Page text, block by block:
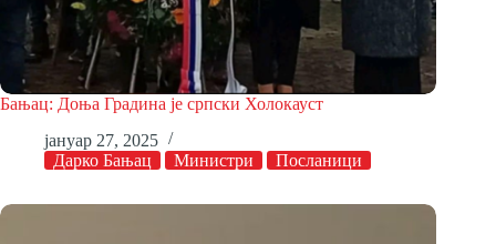
Бањац: Доња Градина је српски Холокауст
јануар 27, 2025
Дарко Бањац
Министри Посланици